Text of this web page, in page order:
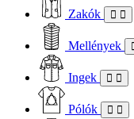
Zakók
Mellények
Ingek
Pólók